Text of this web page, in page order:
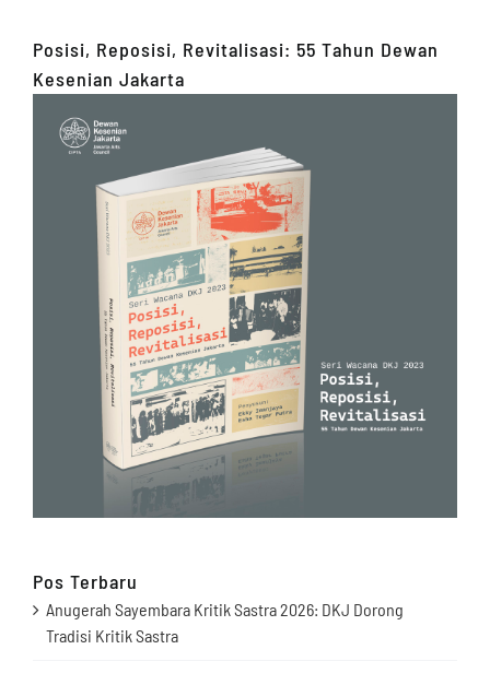
Posisi, Reposisi, Revitalisasi: 55 Tahun Dewan
Kesenian Jakarta
Pos Terbaru
Anugerah Sayembara Kritik Sastra 2026: DKJ Dorong
Tradisi Kritik Sastra